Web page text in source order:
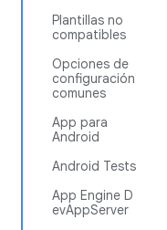
Plantillas no
compatibles
Opciones de
configuración
comunes
App para
Android
Android Tests
App Engine D
evAppServer